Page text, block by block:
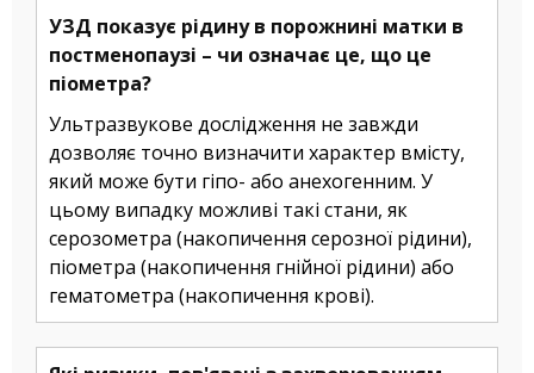
УЗД показує рідину в порожнині матки в
постменопаузі – чи означає це, що це
піометра?
Ультразвукове дослідження не завжди
дозволяє точно визначити характер вмісту,
який може бути гіпо- або анехогенним. У
цьому випадку можливі такі стани, як
серозометра (накопичення серозної рідини),
піометра (накопичення гнійної рідини) або
гематометра (накопичення крові).